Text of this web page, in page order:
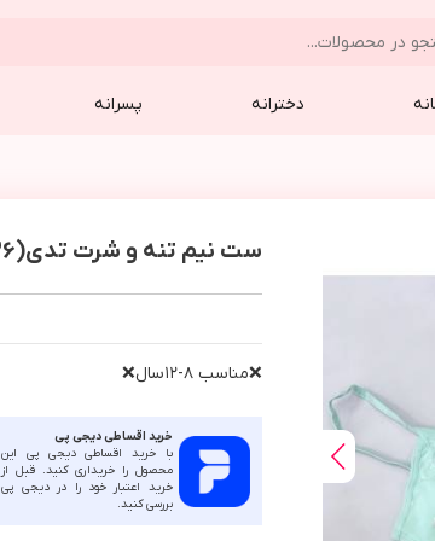
دخترانه پسرانه
ست نیم تنه و شرت تدی(6536)
❌مناسب ٨-١٢سال❌
خرید اقساطی دیجی پی
با خرید اقساطی دیجی پی این
محصول را خریداری کنید. قبل از
خرید اعتبار خود را در دیجی پی
بررسی کنید.